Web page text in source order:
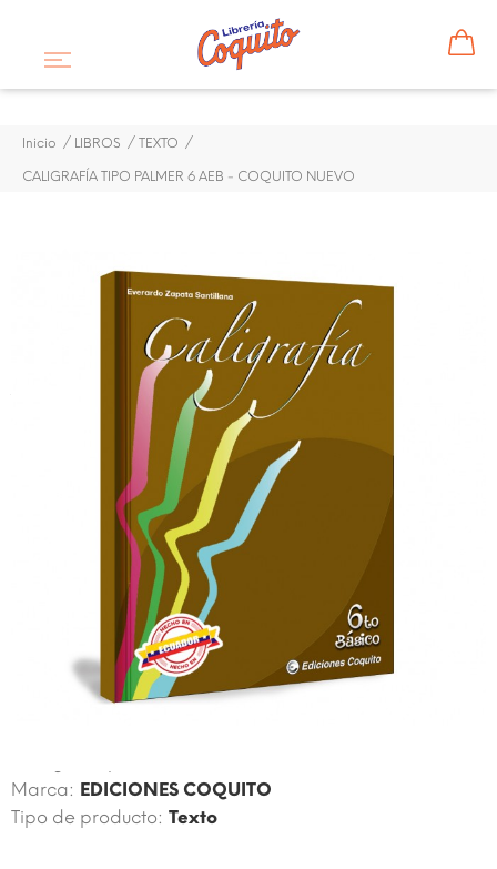
Inicio LIBROS TEXTO
CALIGRAFÍA TIPO PALMER 6 AEB - COQUITO NUEVO
¡DISPONIBLE SÓLO EN INTERNET!
CALIGRAFÍA TIPO PALMER 6
AEB - COQUITO NUEVO
$ 4,50
Marca: EDICIONES COQUITO
Tipo de producto: Texto